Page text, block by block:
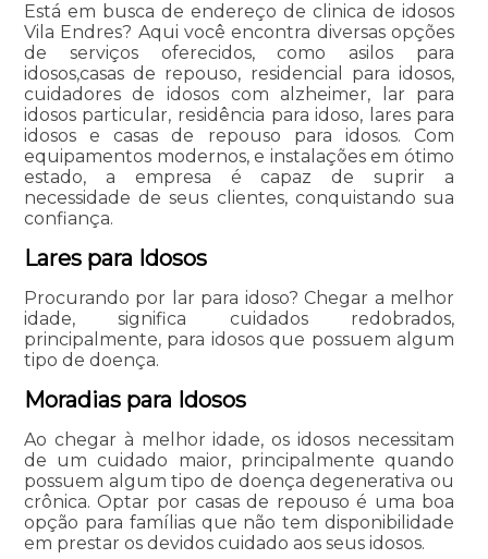
Está em busca de endereço de clinica de idosos
Vila Endres? Aqui você encontra diversas opções
de serviços oferecidos, como asilos para
idosos,casas de repouso, residencial para idosos,
cuidadores de idosos com alzheimer, lar para
idosos particular, residência para idoso, lares para
idosos e casas de repouso para idosos. Com
equipamentos modernos, e instalações em ótimo
estado, a empresa é capaz de suprir a
necessidade de seus clientes, conquistando sua
confiança.
Lares para Idosos
Procurando por lar para idoso? Chegar a melhor
idade, significa cuidados redobrados,
principalmente, para idosos que possuem algum
tipo de doença.
Moradias para Idosos
Ao chegar à melhor idade, os idosos necessitam
de um cuidado maior, principalmente quando
possuem algum tipo de doença degenerativa ou
crônica. Optar por casas de repouso é uma boa
opção para famílias que não tem disponibilidade
em prestar os devidos cuidado aos seus idosos.